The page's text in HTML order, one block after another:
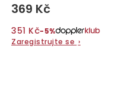
369 Kč
351 Kč−5%
Zaregistrujte se ›